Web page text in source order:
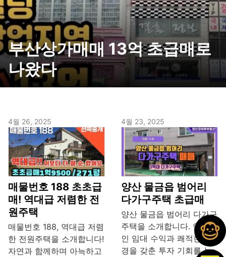
부산상가매매 13억 초급매로
나왔다
4월 26, 2025
매물번호 188 초초급
매! 역대급 저렴한 전
원주택
매물번호 188, 역대급 저렴
한 전원주택을 소개합니다!
자연과 함께하며 아늑하고
4월 23, 2025
양산 물금읍 범어리
다가구주택 초급매
양산 물금읍 범어리 다가구
주택을 소개합니다. 안정적
인 임대 수익과 쾌적한 환
경을 갖춘 투자 기회를 놓